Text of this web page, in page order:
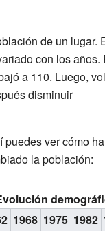
de un lugar.
con los años.
a 110. Luego,
disminuir
puedes ver cómo ha
la población:
1968 1975 1982